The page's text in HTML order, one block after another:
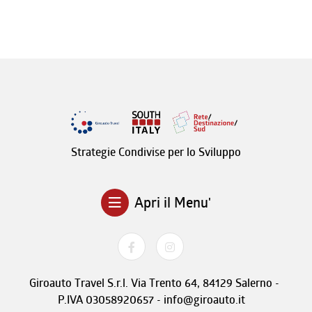
Strategie Condivise per lo Sviluppo
Apri il Menu'
Giroauto Travel S.r.l. Via Trento 64, 84129 Salerno -
P.IVA 03058920657 - info@giroauto.it